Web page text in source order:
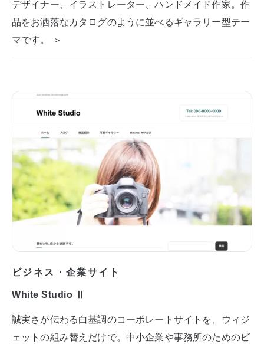
デザイナー、イラストレーター、ハンドメイド作家。作
品をお洒落なカタログのように並べるギャラリー型テー
マです。 ＞
ビジネス・企業サイト
White Studio Ⅱ
誠実さが伝わる白基調のコーポレートサイトを、ウィジ
ェットの組み替えだけで。中小企業や事務所のためのビ